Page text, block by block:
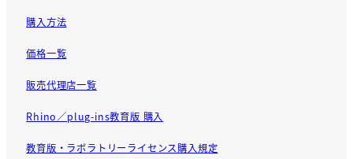
購入方法
価格一覧
販売代理店一覧
Rhino／plug-ins教育版 購入
教育版・ラボラトリーライセンス購入規定